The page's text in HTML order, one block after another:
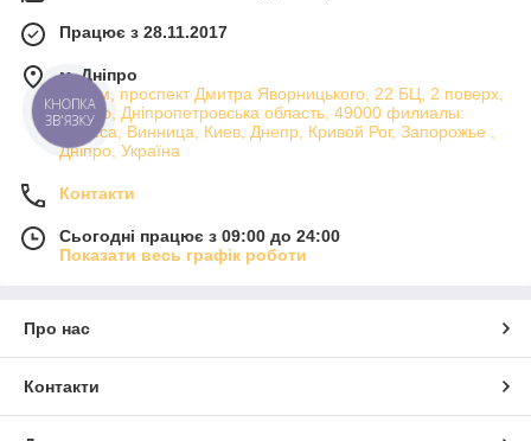
Працює з 28.11.2017
м. Дніпро
Атріум, проспект Дмитра Яворницького, 22 БЦ, 2 поверх,
Дніпро, Дніпропетровська область, 49000 филиалы:
Одесса, Винница, Киев, Днепр, Кривой Рог, Запорожье ,
Дніпро, Україна
Контакти
Сьогодні працює з 09:00 до 24:00
Показати весь графік роботи
Про нас
Контакти
КНОПКА
ЗВ'ЯЗКУ